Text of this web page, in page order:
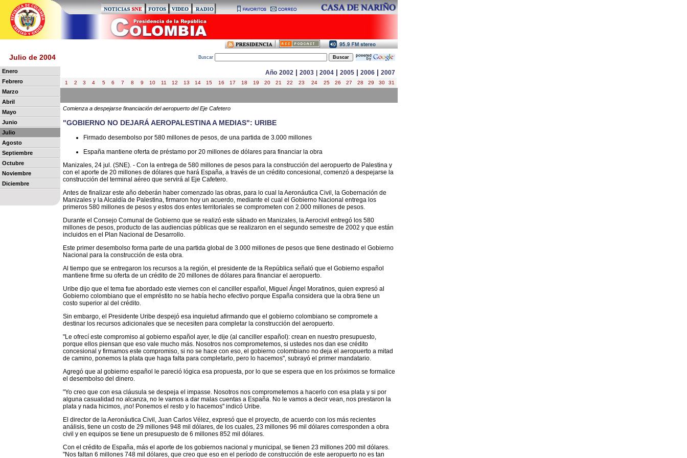
Julio de 2004 Buscar
Enero
Febrero
Marzo
Abril
Mayo
Junio
Julio
Agosto
Septiembre
Octubre
Noviembre
Diciembre
Año 2002 | 2003 2004 | 2005 | 2006 | 2007
1 2 3 4 5 6 7 8 9 10 11 12 13 14 15 16 17 18 19 20 21 22 23 24 25 26 27 28 29 30 31
Comienza a despejarse financiación del aeropuerto del Eje Cafetero
"GOBIERNO NO DEJARÁ AEROPALESTINA A MEDIAS": URIBE
Firmado desembolso por 580 millones de pesos, de una partida de 3.000 millones
España mantiene oferta de préstamo por 20 millones de dólares para financiar la obra
Manizales, 24 jul. (SNE). - Con la entrega de 580 millones de pesos para la construcción del aeropuerto de Palestina y
con el aporte de 20 millones de dólares que hará España, a través de un crédito concesional, comenzó a despejarse la
construcción del terminal aéreo que servirá al Eje Cafetero.
Antes de finalizar este año deberán haber comenzado las obras, para lo cual la Aeronáutica Civil, la Gobernación de
Manizales y la Alcaldía de Palestina, firmaron hoy un acuerdo, mediante el cual el Gobierno Nacional entrega los
primeros 580 millones de pesos y estos dos entes territoriales se comprometen con 2.000 millones de pesos.
Durante el Consejo Comunal de Gobierno que se realizó este sábado en Manizales, la Aerocivil entregó los 580
millones de pesos, producto de las audiencias públicas que se realizaron en el segundo semestre de 2002 y que están
incluidos en el Plan Nacional de Desarrollo.
Este primer desembolso forma parte de una partida global de 3.000 millones de pesos que tiene destinado el Gobierno
Nacional para la construcción de esta obra.
Al tiempo que se entregaron los recursos a la región, el presidente de la República señaló que el Gobierno español
mantiene firme su oferta de un crédito de 20 millones de dólares para financiar el aeropuerto.
Uribe dijo que el tema fue abordado este viernes con el canciller español, Miguel Ángel Moratinos, quien expresó al
Gobierno colombiano que el empréstito no se había hecho efectivo porque España considera que la obra tiene un
costo superior al del crédito.
Sin embargo, el Presidente Uribe despejó esa inquietud afirmando que el gobierno colombiano se compromete a
destinar los recursos adicionales que se necesiten para completar la construcción del aeropuerto.
"Le ofrecí este compromiso al gobierno español ayer, le dije (al canciller español): crean en nuestro presupuesto,
porque ellos piensan que eso vale mucho más. Nosotros nos comprometemos, si ustedes nos dan ese crédito
concesional y firmamos este compromiso, si no se hace con eso, el gobierno colombiano no deja el aeropuerto a mitad
de camino, ponemos la plata que haga falta para completarlo, pero lo hacemos", subrayó el primer mandatario.
Agregó que al gobierno español le pareció lógica esa propuesta, por lo que se espera que en los próximos se formalice
el desembolso del dinero.
"Yo creo que con esa cláusula se despeja el impasse. Nosotros nos comprometemos a hacerlo con esa plata y si por
alguna casualidad no alcanza, no le vamos a dar malas cuentas a España. No le vamos a decir vean, nos prestaron la
plata y nada hicimos, ¡no! Ponemos el resto y lo hacemos" indicó Uribe.
El director de la Aeronáutica Civil, Juan Carlos Vélez, expresó que el proyecto, de acuerdo con los más recientes
análisis, tiene un costo de 29 millones 948 mil dólares, de los cuales, 23 millones 96 mil dólares corresponden a obra
civil y en equipos se tiene un presupuesto de 6 millones 852 mil dólares.
Con el crédito de España, más el aporte de los gobiernos nacional y municipal, se tienen 23 millones 200 mil dólares.
"Nos faltan 6 millones 748 mil dólares, que creo que eso en el período de construcción de este aeropuerto no es tan